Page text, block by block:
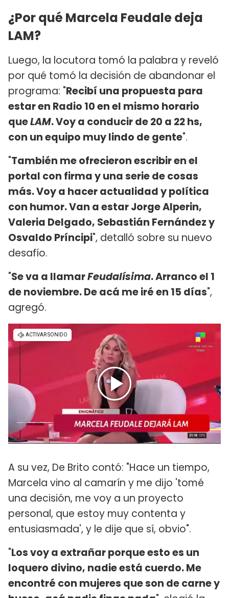
¿Por qué Marcela Feudale deja
LAM?
Luego, la locutora tomó la palabra y reveló
por qué tomó la decisión de abandonar el
programa: "Recibí una propuesta para
estar en Radio 10 en el mismo horario
queLAM. Voy a conducir de 20 a 22 hs,
con un equipo muy lindo de gente".
"También me ofrecieron escribir en el
portal con firma y una serie de cosas
más. Voy a hacer actualidad y política
con humor. Van a estar Jorge Alperin,
Valeria Delgado, Sebastián Fernández y
Osvaldo Príncipi", detalló sobre su nuevo
desafío.
"Se va a llamarFeudalísima. Arranco el 1
de noviembre. De acá me iré en 15 días",
agregó.
A su vez, De Brito contó: "Hace un tiempo,
Marcela vino al camarín y me dijo 'tomé
una decisión, me voy a un proyecto
personal, que estoy muy contenta y
entusiasmada', y le dije que sí, obvio".
"Los voy a extrañar porque esto es un
loquero divino, nadie está cuerdo. Me
encontré con mujeres que son de carne y